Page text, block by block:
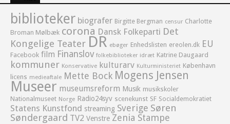
biblioteker biografer Birgitte Bergman censur Charlotte
Broman Mølbæk corona Dansk Folkeparti Det
Kongelige Teater DR ebøger Enhedslisten ereolen.dk EU
Facebook film Finanslov folkebiblioteker idræt Katrine Daugaard
kommuner Konservative kulturarv Kulturministeriet København
licens medieaftale Mette Bock Mogens Jensen
Museer museumsreform Musik musikskoler
Nationalmuseet Norge Radio24syv scenekunst SF Socialdemokratiet
Statens Kunstfond streaming Sverige Søren
Søndergaard TV2 Venstre Zenia Stampe